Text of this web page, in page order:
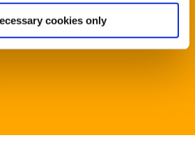
cookies only
dei miei dati e dichiaro di aver
Policy*